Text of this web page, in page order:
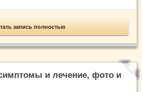
запись полностью
и лечение, фото и